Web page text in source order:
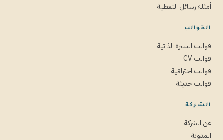
أمثلة رسائل التغطية
القوالب
قوالب السيرة الذاتية
قوالب CV
قوالب احترافية
قوالب حديثة
الشركة
عن الشركة
المدونة